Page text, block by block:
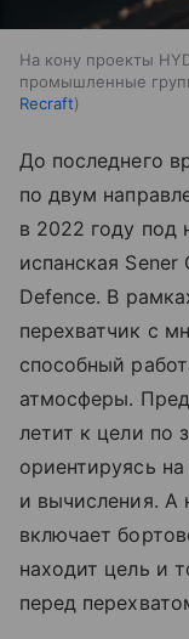
На кону проекты
промышленные
Recraft
До последнего
по двум
в 2022 году под
испанская
Defence. В
перехватчик с
способный
атмосферы.
летит к цели по
ориентируясь
и вычисления. А
включает
находит цель и
перед